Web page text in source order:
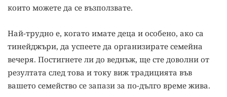
които можете да се възползвате.
Най-трудно е, когато имате деца и особено, ако са
тинейджъри, да успеете да организирате семейна
вечеря. Постигнете ли до веднъж, ще сте доволни от
резултата след това и току виж традицията във
вашето семейство се запази за по-дълго време жива.